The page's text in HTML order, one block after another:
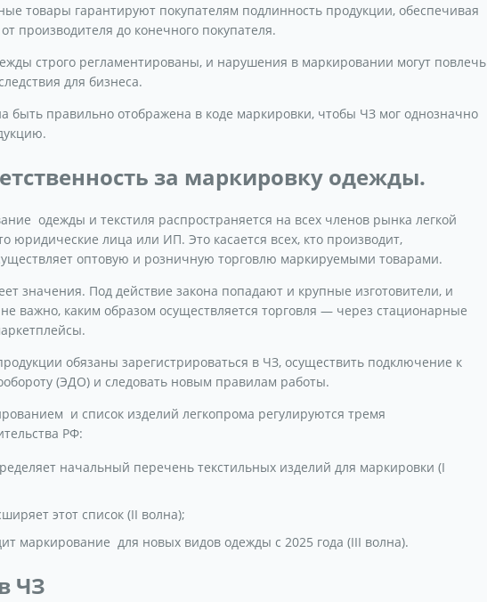
товары гарантируют покупателям подлинность продукции, обеспечивая
производителя до конечного покупателя.
строго регламентированы, и нарушения в маркировании могут повлечь
для бизнеса.
быть правильно отображена в коде маркировки, чтобы ЧЗ мог однозначно
за маркировку одежды.
одежды и текстиля распространяется на всех членов рынка легкой
юридические лица или ИП. Это касается всех, кто производит,
оптовую и розничную торговлю маркируемыми товарами.
значения. Под действие закона попадают и крупные изготовители, и
важно, каким образом осуществляется торговля — через стационарные
обязаны зарегистрироваться в ЧЗ, осуществить подключение к
(ЭДО) и следовать новым правилам работы.
и список изделий легкопрома регулируются тремя
РФ:
начальный перечень текстильных изделий для маркировки (I
этот список (II волна);
маркирование для новых видов одежды с 2025 года (III волна).
ЧЗ